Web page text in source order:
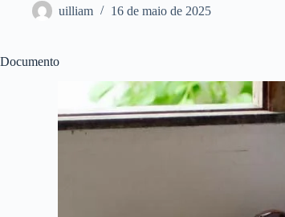
uilliam 16 de maio de 2025
Documento